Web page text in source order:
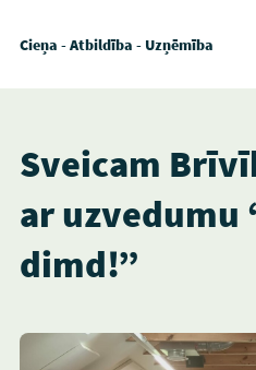
Cieņa - Atbildība - Uzņēmība
Sveicam
ar uzvedumu
dimd!”